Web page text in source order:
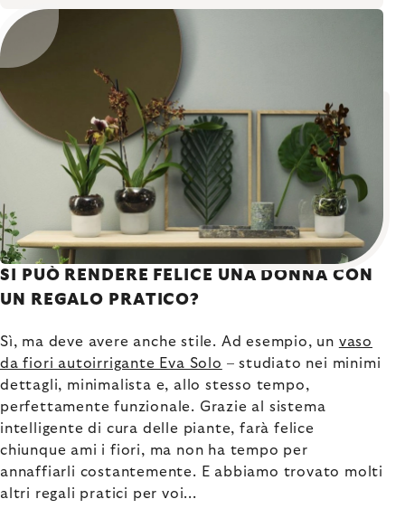
SI PUÒ RENDERE FELICE UNA DONNA CON
UN REGALO PRATICO?
Sì, ma deve avere anche stile. Ad esempio, un vaso
da fiori autoirrigante Eva Solo – studiato nei minimi
dettagli, minimalista e, allo stesso tempo,
perfettamente funzionale. Grazie al sistema
intelligente di cura delle piante, farà felice
chiunque ami i fiori, ma non ha tempo per
annaffiarli costantemente. E abbiamo trovato molti
altri regali pratici per voi...